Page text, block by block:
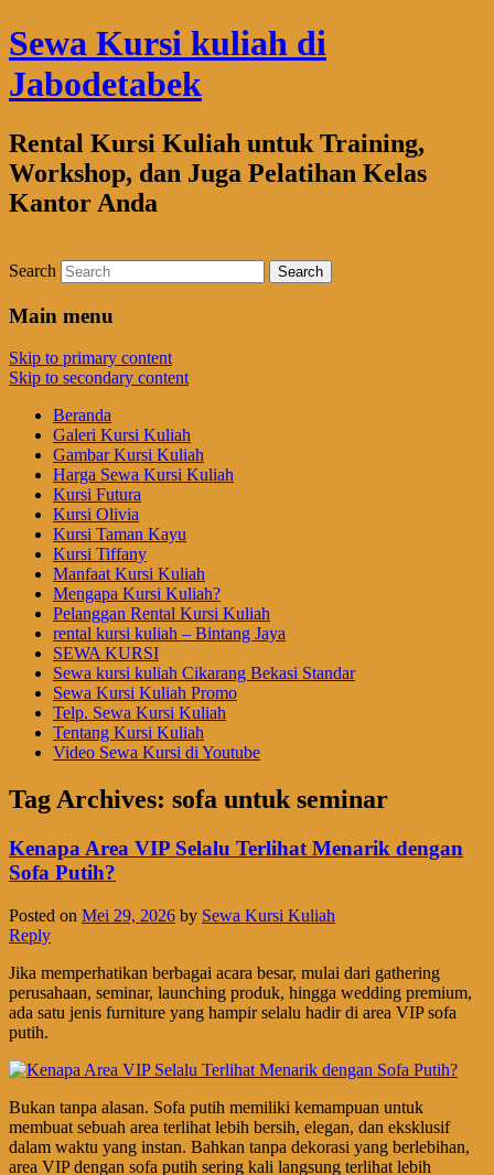
Sewa Kursi kuliah di
Jabodetabek
Rental Kursi Kuliah untuk Training,
Workshop, dan Juga Pelatihan Kelas
Kantor Anda
Search
Main menu
Skip to primary content
Skip to secondary content
Beranda
Galeri Kursi Kuliah
Gambar Kursi Kuliah
Harga Sewa Kursi Kuliah
Kursi Futura
Kursi Olivia
Kursi Taman Kayu
Kursi Tiffany
Manfaat Kursi Kuliah
Mengapa Kursi Kuliah?
Pelanggan Rental Kursi Kuliah
rental kursi kuliah – Bintang Jaya
SEWA KURSI
Sewa kursi kuliah Cikarang Bekasi Standar
Sewa Kursi Kuliah Promo
Telp. Sewa Kursi Kuliah
Tentang Kursi Kuliah
Video Sewa Kursi di Youtube
Tag Archives: sofa untuk seminar
Kenapa Area VIP Selalu Terlihat Menarik dengan
Sofa Putih?
Posted on Mei 29, 2026 by Sewa Kursi Kuliah
Reply
Jika memperhatikan berbagai acara besar, mulai dari gathering
perusahaan, seminar, launching produk, hingga wedding premium,
ada satu jenis furniture yang hampir selalu hadir di area VIP sofa
putih.
Bukan tanpa alasan. Sofa putih memiliki kemampuan untuk
membuat sebuah area terlihat lebih bersih, elegan, dan eksklusif
dalam waktu yang instan. Bahkan tanpa dekorasi yang berlebihan,
area VIP dengan sofa putih sering kali langsung terlihat lebih